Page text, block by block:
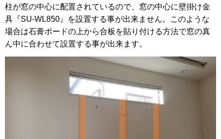
柱が窓の中心に配置されているので、窓の中心に壁掛け金
具『SU-WL850』を設置する事が出来ません。このような
場合は石膏ボードの上から合板を貼り付ける方法で窓の真
ん中に合わせて設置する事が出来ます。